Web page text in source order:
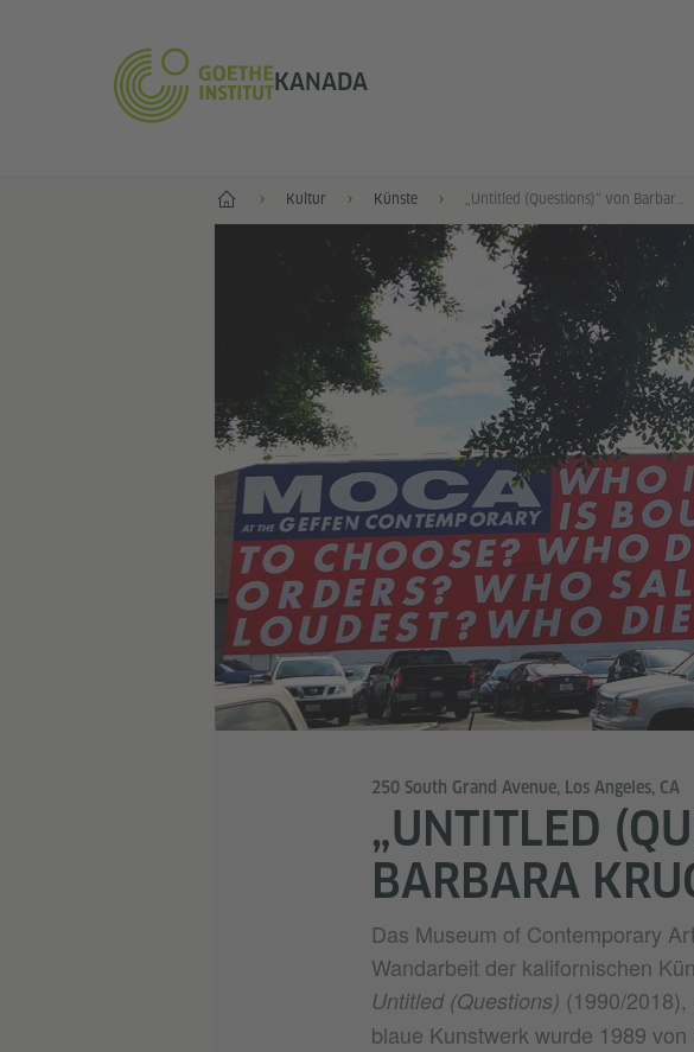
KANADA
Start Kultur Künste „Untitled (Questions)“ von Barbara Kruger
250 South Grand Avenue, Los Angeles, CA
„UNTITLED
BARBARA
Das Museum of Contemporary
Wandarbeit der kalifornischen
Untitled (Questions) (1990/
blaue Kunstwerk wurde 1989